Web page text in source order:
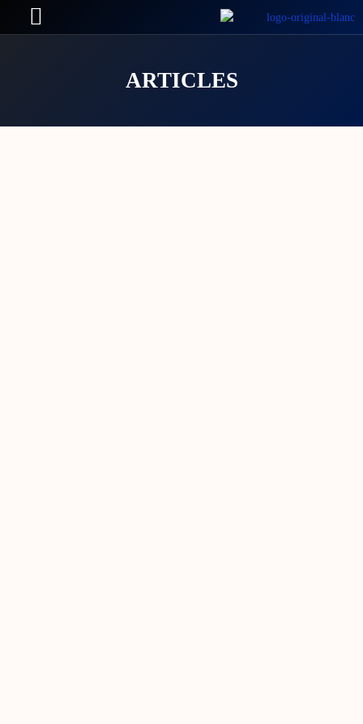
ARTICLES